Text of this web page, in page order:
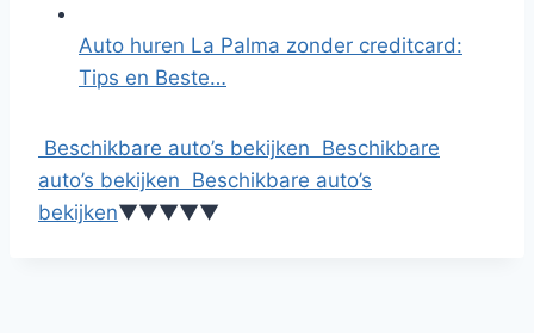
Auto huren La Palma zonder creditcard:
Tips en Beste…
Beschikbare auto’s bekijken Beschikbare
auto’s bekijken Beschikbare auto’s
bekijken▼▼▼▼▼